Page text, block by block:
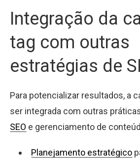
Integração da
tag com outras
estratégias de
Para potencializar resultados, a
ser integrada com outras
SEO e gerenciamento de
Planejamento estratégico